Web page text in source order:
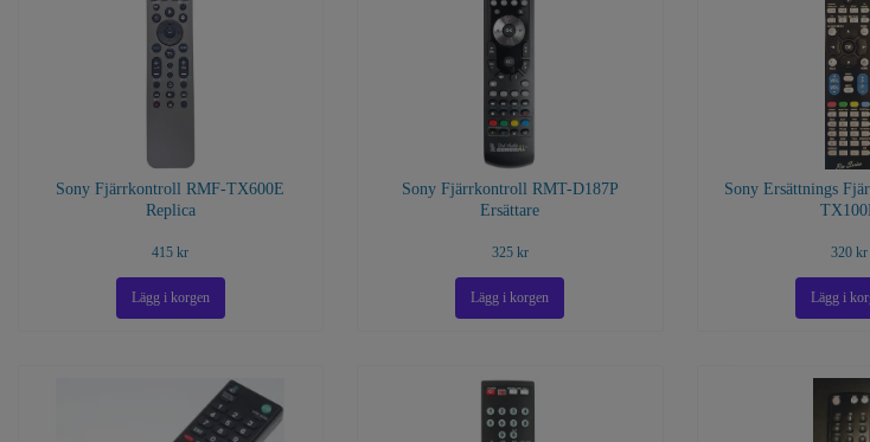
Sony Fjärrkontroll RMF-TX600E
Replica
415 kr
Sony Fjärrkontroll RMT-D187P
Ersättare
325 kr
Sony Ersättnings
320 kr